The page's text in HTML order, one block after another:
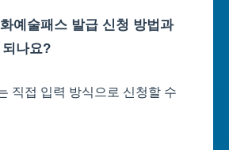
예술패스 발급 신청 방법과
나요?
직접 입력 방식으로 신청할 수